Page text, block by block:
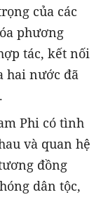
của các
phương
tác, kết nối
hai nước đã
Phi có tình
và quan hệ
đồng
dân tộc,